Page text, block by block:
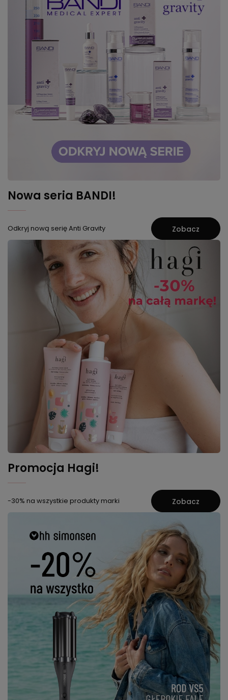
Nowa seria BANDI!
Odkryj nową serię Anti Gravity Zobacz
Promocja Hagi!
-30% na wszystkie produkty marki Zobacz